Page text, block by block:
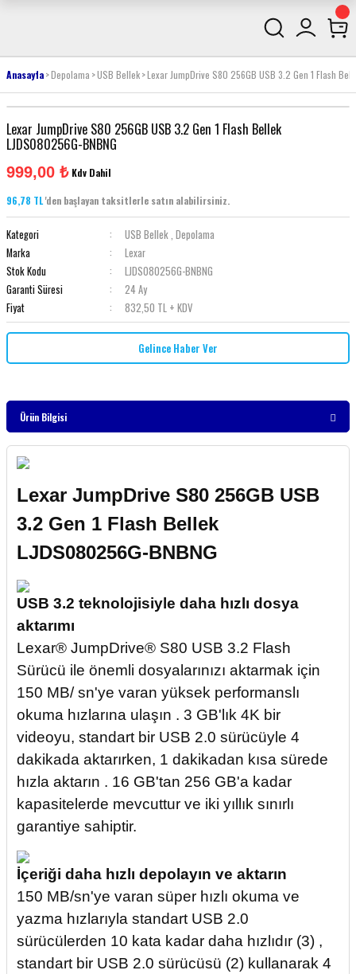
Anasayfa Depolama USB Bellek Lexar JumpDrive S80 256GB USB 3.2 Gen 1 Flash
Lexar JumpDrive S80 256GB USB 3.2 Gen 1 Flash Bellek
LJDS080256G-BNBNG
999,00 ₺ Kdv Dahil
96,78 TL'den başlayan taksitlerle satın alabilirsiniz.
Kategori USB Bellek, Depolama
Marka
Lexar
Stok Kodu
LJDS080256G-BNBNG
Garanti Süresi
24 Ay
Fiyat
832,50 TL + KDV
Gelince Haber Ver
Ürün Bilgisi
Lexar JumpDrive S80 256GB USB
3.2 Gen 1 Flash Bellek
LJDS080256G-BNBNG
USB 3.2 teknolojisiyle daha hızlı dosya
aktarımı
Lexar® JumpDrive® S80 USB 3.2 Flash
Sürücü ile önemli dosyalarınızı aktarmak için
150 MB/ sn'ye varan yüksek performanslı
okuma hızlarına ulaşın . 3 GB'lık 4K bir
videoyu, standart bir USB 2.0 sürücüyle 4
dakikada aktarırken, 1 dakikadan kısa sürede
hızla aktarın . 16 GB'tan 256 GB'a kadar
kapasitelerde mevcuttur ve iki yıllık sınırlı
garantiye sahiptir.
İçeriği daha hızlı depolayın ve aktarın
150 MB/sn'ye varan süper hızlı okuma ve
yazma hızlarıyla standart USB 2.0
sürücülerden 10 kata kadar daha hızlıdır (3) ,
standart bir USB 2.0 sürücüsü (2) kullanarak 4